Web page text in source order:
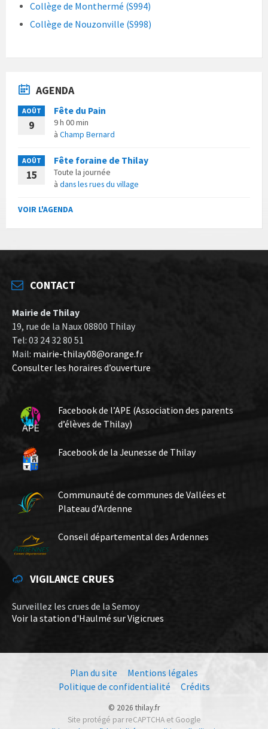
Collège de Monthermé (S994)
Collège de Nouzonville (S998)
AGENDA
AOÛT
9
Fête du Pain
9 h 00 min
à Champ Bernard
AOÛT
15
Fête foraine de Thilay
Toute la journée
à dans les rues du village
VOIR L'AGENDA
CONTACT
Mairie de Thilay
19, rue de la Naux 08800 Thilay
Tel: 03 24 32 80 51
Mail: mairie-thilay08@orange.fr
Consulter les horaires d’ouverture
Facebook de l’APE (Association des parents
d’élèves de Thilay)
Facebook de la Jeunesse de Thilay
Communauté de communes de Vallées et
Plateau d’Ardenne
Conseil départemental des Ardennes
VIGILANCE CRUES
Surveillez les crues de la Semoy
Voir la station d'Haulmé sur Vigicrues
Plan du site
Mentions légales
Politique de confidentialité
Crédits
© 2026 thilay.fr
Site protégé par reCAPTCHA et Google